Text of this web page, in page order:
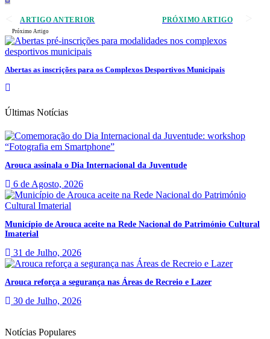
ARTIGO ANTERIOR PRÓXIMO ARTIGO
Próximo Artigo
Abertas as inscrições para os Complexos Desportivos Municipais
Últimas Notícias
Arouca assinala o Dia Internacional da Juventude
6 de Agosto, 2026
Município de Arouca aceite na Rede Nacional do Património Cultural
Imaterial
31 de Julho, 2026
Arouca reforça a segurança nas Áreas de Recreio e Lazer
30 de Julho, 2026
Notícias Populares